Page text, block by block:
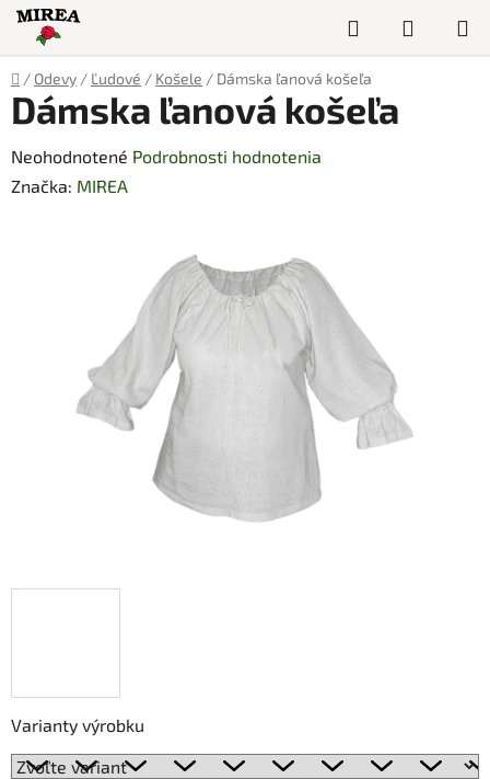
Prejsť
obsah
Hľadať
KOŠÍK
Domov
/ Odevy / Ľudové / Košele / Dámska ľanová košeľa
Varianty výrobku
Dámska ľanová košeľa
Priemerné
hodnotenie
hviezdičiek.
Neohodnotené Podrobnosti hodnotenia
Značka: MIREA